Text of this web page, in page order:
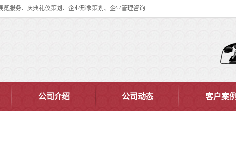
郑州道清文化传播有限公司成立于2015年，注册地位于郑州市管城区。经营范围包括会议及展览服务、庆典礼仪策划、企业形象策划、企业管理咨询、计算机图文设计、制作等。主要产品服务有：舞台桁架搭建，背景板搭建，灯光音响，雷亚舞台搭建、龙门架搭建、会议桌椅租赁、灯光音响租赁、空飘出租、气柱拱门租赁、喷绘写真制作、kt板制作。
公司介绍 公司动态 客户案例